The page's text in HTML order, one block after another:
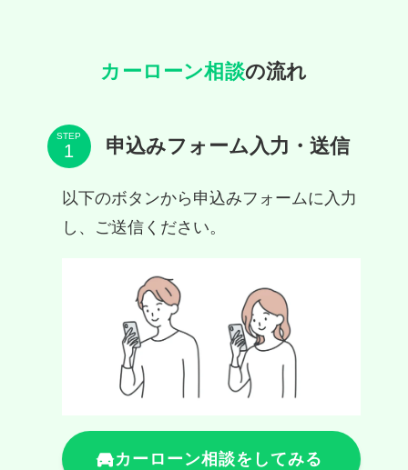
カーローン相談の流れ
STEP 申込みフォーム入力・送信
以下のボタンから申込みフォームに入力
し、ご送信ください。
カーローン相談をしてみる